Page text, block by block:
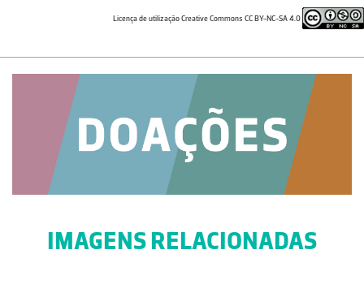
Licença de utilização Creative Commons CC BY-NC-SA 4.0
IMAGENS RELACIONADAS